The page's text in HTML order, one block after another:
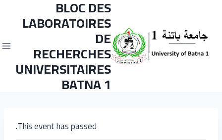
BLOC DES
LABORATOIRES
DE
RECHERCHES
UNIVERSITAIRES
BATNA 1
This event has passed.